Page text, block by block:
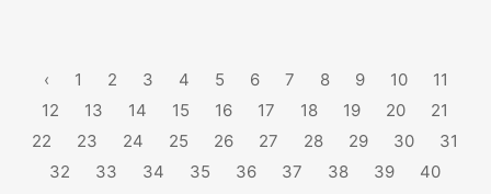
‹ 1 2 3 4 5 6 7 8 9 10
11
12
13 14 15 16 17 18 19 20
21
22
23 24 25 26 27 28 29 30
31
32
33 34 35 36 37 38 39
40